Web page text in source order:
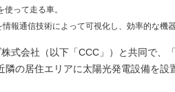
って走る車。
通信技術によって可視化し、効率的な機
式会社（以下「CCC」）と共同で、
の居住エリアに太陽光発電設備を設